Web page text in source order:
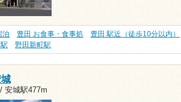
泊 豊田 お食事・食事処 豊田 駅近（徒歩10分以内）
野田新町駅
安城駅477m